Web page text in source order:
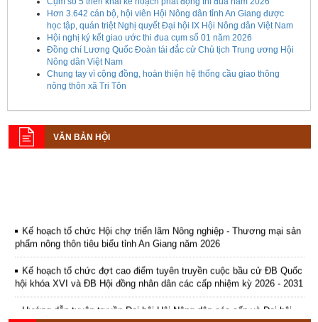
Hơn 3.642 cán bộ, hội viên Hội Nông dân tỉnh An Giang được
học tập, quán triệt Nghị quyết Đại hội IX Hội Nông dân Việt Nam
Hội nghị ký kết giao ước thi đua cụm số 01 năm 2026
Đồng chí Lương Quốc Đoàn tái đắc cử Chủ tịch Trung ương Hội
Nông dân Việt Nam
Chung tay vì cộng đồng, hoàn thiện hệ thống cầu giao thông
nông thôn xã Tri Tôn
VĂN BẢN HỘI
phẩm nông thôn tiêu biểu tỉnh An Giang năm 2026
Kế hoạch tổ chức đợt cao điểm tuyên truyền cuộc bầu cử ĐB Quốc
hội khóa XVI và ĐB Hội đồng nhân dân các cấp nhiệm kỳ 2026 - 2031
Hướng dẫn tuyên truyền Đại hội Hội Nông dân các cấp và Đại hội
đại biểu toàn quốc Hội Nông dân Việt Nam lần thứ IX, nhiệm kỳ 2026